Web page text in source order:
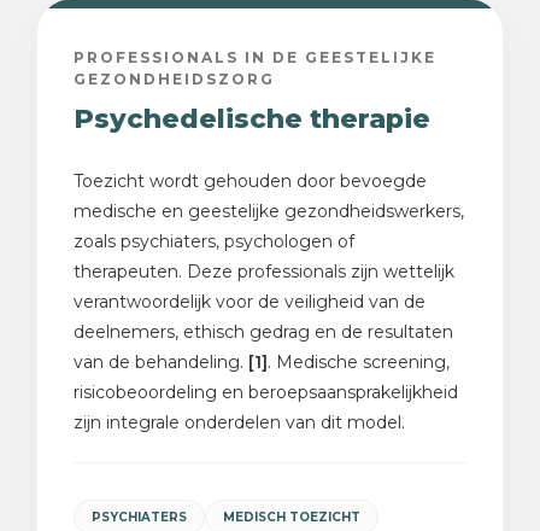
PROFESSIONALS IN DE GEESTELIJKE
GEZONDHEIDSZORG
Psychedelische therapie
Toezicht wordt gehouden door bevoegde
medische en geestelijke gezondheidswerkers,
zoals psychiaters, psychologen of
therapeuten. Deze professionals zijn wettelijk
verantwoordelijk voor de veiligheid van de
deelnemers, ethisch gedrag en de resultaten
van de behandeling. [1]. Medische screening,
risicobeoordeling en beroepsaansprakelijkheid
zijn integrale onderdelen van dit model.
PSYCHIATERS MEDISCH TOEZICHT